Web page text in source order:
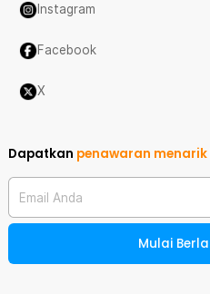
Instagram
Facebook
X
Dapatkan penawaran menarik
Email Anda
Mulai